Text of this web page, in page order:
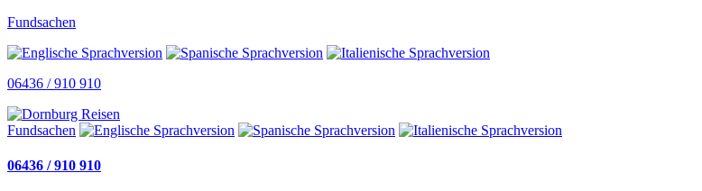
Fundsachen
06436 / 910 910
Fundsachen
06436 / 910 910